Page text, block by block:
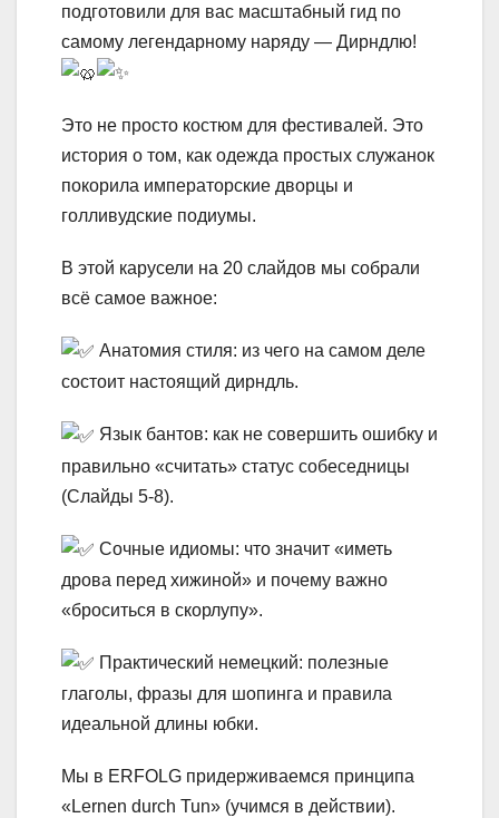
подготовили для вас масштабный гид по
самому легендарному наряду — Дирндлю!
Это не просто костюм для фестивалей. Это
история о том, как одежда простых служанок
покорила императорские дворцы и
голливудские подиумы.
В этой карусели на 20 слайдов мы собрали
всё самое важное:
Анатомия стиля: из чего на самом деле
состоит настоящий дирндль.
Язык бантов: как не совершить ошибку и
правильно «считать» статус собеседницы
(Слайды 5-8).
Сочные идиомы: что значит «иметь
дрова перед хижиной» и почему важно
«броситься в скорлупу».
Практический немецкий: полезные
глаголы, фразы для шопинга и правила
идеальной длины юбки.
Мы в ERFOLG придерживаемся принципа
«Lernen durch Tun» (учимся в действии).